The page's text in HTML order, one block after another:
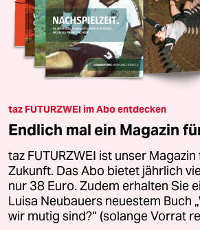
taz FUTURZWEI im Abo entdecken
Endlich mal ein Magazin
taz FUTURZWEI ist unser
Zukunft. Das Abo bietet jährlich
nur 38 Euro. Zudem erhalten Sie
Luisa Neubauers neuestem Buch
wir mutig sind?“ (solange Vorrat